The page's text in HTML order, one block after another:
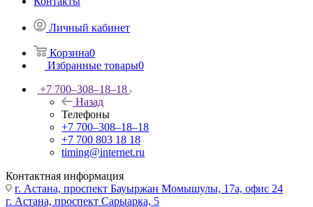
Личный кабинет
Корзина0
Избранные товары0
+7 700‒308‒18‒18
Назад
Телефоны
+7 700‒308‒18‒18
+7 700 803 18 18
timing@internet.ru
Контактная информация
г. Астана, проспект Бауыржан Момышулы, 17а, офис 24
г. Астана, проспект Сарыарка, 5